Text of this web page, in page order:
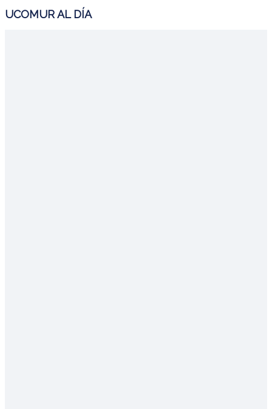
UCOMUR AL DÍA